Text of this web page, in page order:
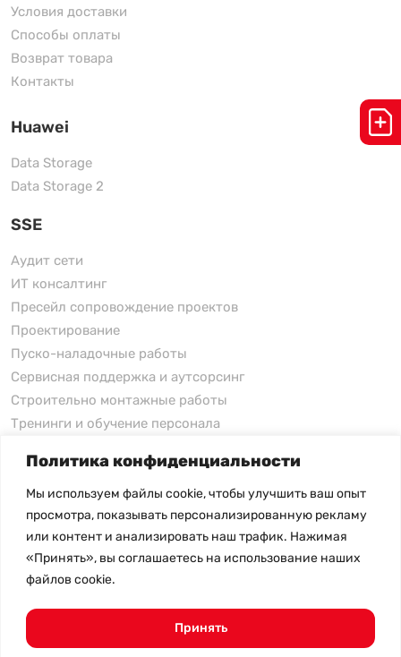
Политика конфиденциальности
Мы используем файлы cookie, чтобы улучшить ваш опыт
просмотра, показывать персонализированную рекламу
или контент и анализировать наш трафик. Нажимая
«Принять», вы соглашаетесь на использование наших
файлов cookie.
Принять
Условия доставки
Способы оплаты
Возврат товара
Контакты
Huawei
Data Storage
Data Storage 2
SSE
Аудит сети
ИТ консалтинг
Пресейл сопровождение проектов
Проектирование
Пуско-наладочные работы
Сервисная поддержка и аутсорсинг
Строительно монтажные работы
Тренинги и обучение персонала
xFusion
xFusion
xFusion AI Solution
Цены на товары не являются публичной офертой и
- Политика конфиденциальности- Возврат товара
© 2026.SHANGHAI SYSTEM ENGINEERING.Все права